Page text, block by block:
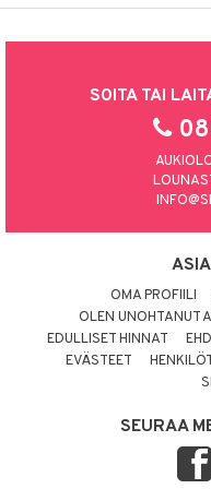
SOITA TAI
OMA PROFIILI
OLEN UNOHTANUT
EDULLISET HINNAT
EVÄSTEET
SEURAA